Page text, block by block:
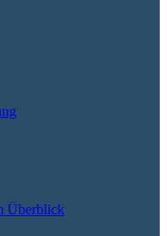
Überblick